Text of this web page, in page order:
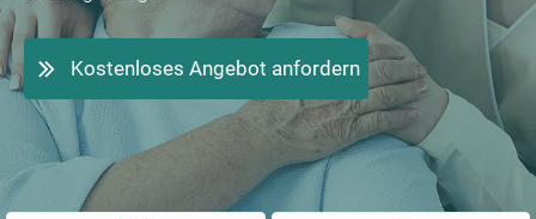
Kostenloses Angebot anfordern